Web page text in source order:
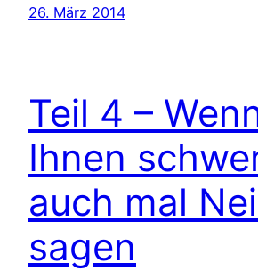
26. März 2014
Teil 4 –
Ihnen
auch mal
sagen